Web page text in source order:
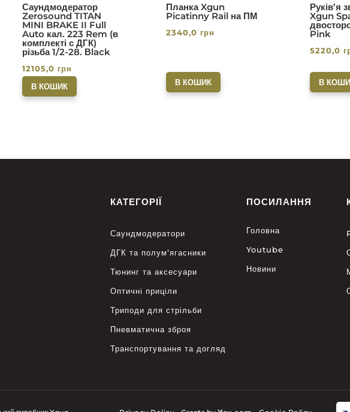
Саундмодератор
Zerosound TITAN
MINI BRAKE II Full
Auto кал. 223 Rem (в
комплекті с ДГК)
різьба 1/2-28. Вlack
12105,0 грн
В КОШИК
Планка Xgun
Picatinny Rail на ПМ
2340,0 грн
В КОШИК
Руків’я
Xgun
Pink
5220,0
В
КАТЕГОРІЇ
Саундмодератори
ДГК та полум’ягасники
Тюнинг та аксесуари
Оптичні приціли
Триподи для стрільби
Пневматична зброя
Транспортування та догляд
ПОСИЛАННЯ
Головна
Youtube
Новини